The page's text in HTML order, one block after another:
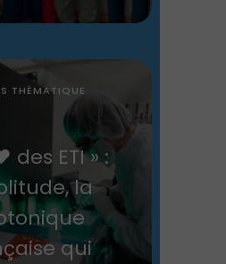
THÉMATIQUE
des ETI » :
la
qui